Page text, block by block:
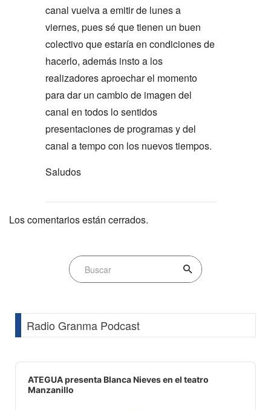
canal vuelva a emitir de lunes a
viernes, pues sé que tienen un buen
colectivo que estaría en condiciones de
hacerlo, además insto a los
realizadores aproechar el momento
para dar un cambio de imagen del
canal en todos lo sentidos
presentaciones de programas y del
canal a tempo con los nuevos tiempos.
Saludos
Los comentarios están cerrados.
Radio Granma Podcast
Audio
Player
ATEGUA presenta Blanca Nieves en el teatro
Manzanillo